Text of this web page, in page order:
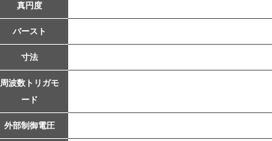
真円度
バースト
寸法
周波数トリガモ
ード
外部制御電圧